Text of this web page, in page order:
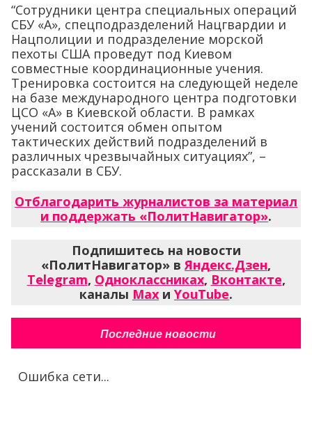
“Сотрудники центра специальных операций
СБУ «А», спецподразделений Нацгвардии и
Нацполиции и подразделение морской
пехоты США проведут под Киевом
совместные координационные учения.
Тренировка состоится на следующей неделе
на базе международного центра подготовки
ЦСО «А» в Киевской области. В рамках
учений состоится обмен опытом
тактических действий подразделений в
различных чрезвычайных ситуациях”, –
рассказали в СБУ.
Отблагодарить журналистов за материал
и поддержать «ПолитНавигатор».
Подпишитесь на новости
«ПолитНавигатор» в Яндекс.Дзен,
Telegram, Одноклассниках, Вконтакте,
каналы Max и YouTube.
Последние новости
Ошибка сети...